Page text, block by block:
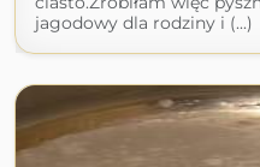
jagodowy dla rodziny i (...)